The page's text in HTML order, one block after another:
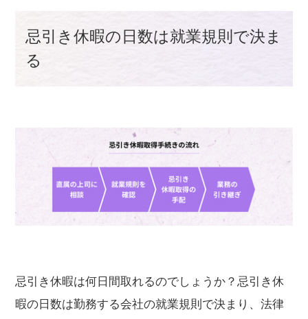
忌引き休暇の日数は就業規則で決ま
る
忌引き休暇は何日間取れるのでしょうか？忌引き休
暇の日数は勤務する会社の就業規則で決まり、法律